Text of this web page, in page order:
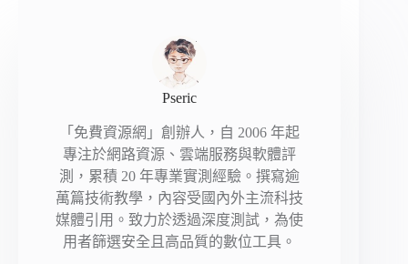
Pseric
「免費資源網」創辦人，自 2006 年起
專注於網路資源、雲端服務與軟體評
測，累積 20 年專業實測經驗。撰寫逾
萬篇技術教學，內容受國內外主流科技
媒體引用。致力於透過深度測試，為使
用者篩選安全且高品質的數位工具。